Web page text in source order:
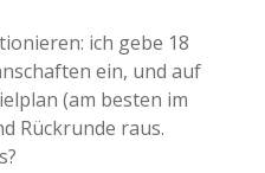
ich gebe 18
ein, und auf
(am besten im
Rückrunde raus.